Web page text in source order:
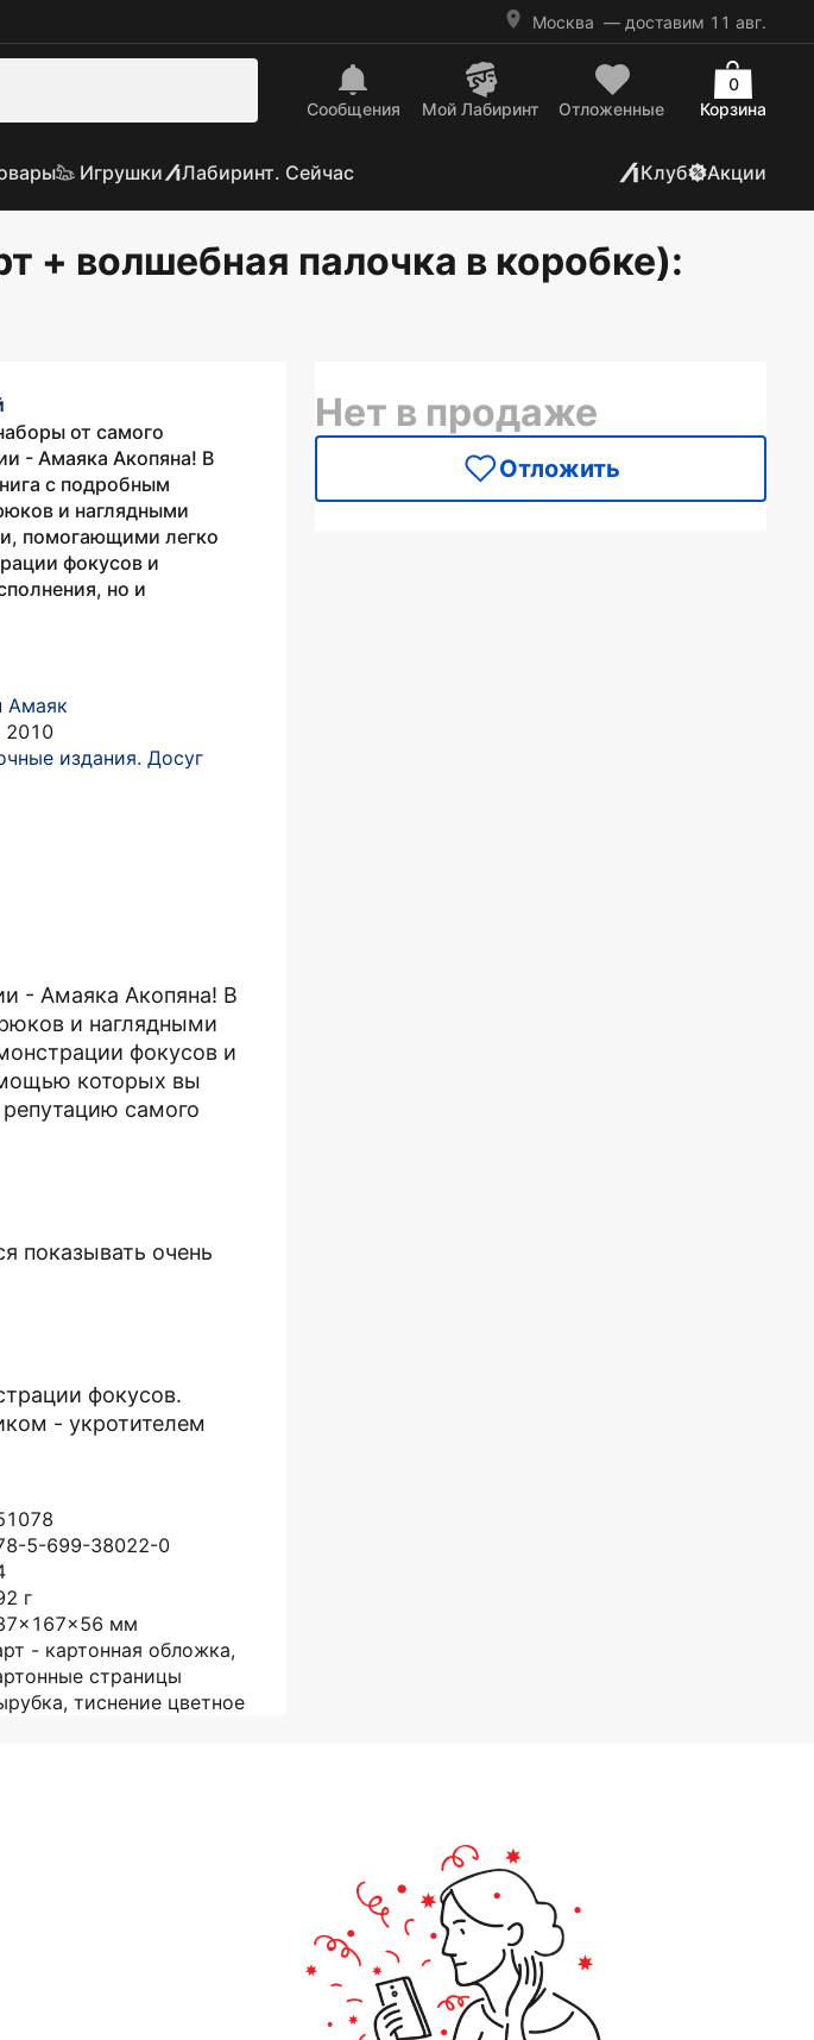
Москва — доставим 11 авг.
Сообщения Mой Лабиринт Отложенные Корзина
0
Игрушки Лабиринт. Сейчас Клуб Акции
+ волшебная палочка в коробке):
от самого
- Амаяка Акопяна! В
с подробным
и наглядными
помогающими легко
фокусов и
но и
Амаяк
2010
издания. Досуг
- Амаяка Акопяна! В
и наглядными
фокусов и
которых вы
самого
показывать очень
фокусов.
- укротителем
5-699-38022-0
г
мм
- картонная обложка,
страницы
тиснение цветное
Нет в продаже
Отложить